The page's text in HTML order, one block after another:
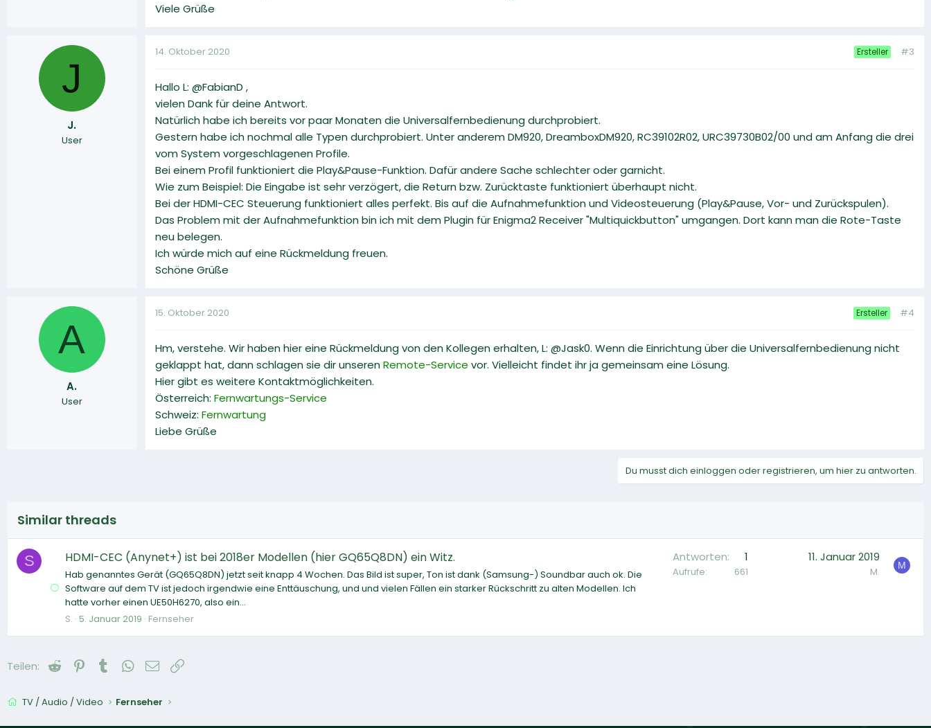
Viele Grüße
J
J.
User
14. Oktober 2020 Ersteller #3
Hallo L: @FabianD ,
vielen Dank für deine Antwort.
Natürlich habe ich bereits vor paar Monaten die Universalfernbedienung durchprobiert.
Gestern habe ich nochmal alle Typen durchprobiert. Unter anderem DM920, DreamboxDM920, RC39102R02, URC39730B02/00 und am Anfang die drei
vom System vorgeschlagenen Profile.
Bei einem Profil funktioniert die Play&Pause-Funktion. Dafür andere Sache schlechter oder garnicht.
Wie zum Beispiel: Die Eingabe ist sehr verzögert, die Return bzw. Zurücktaste funktioniert überhaupt nicht.
Bei der HDMI-CEC Steuerung funktioniert alles perfekt. Bis auf die Aufnahmefunktion und Videosteuerung (Play&Pause, Vor- und Zurückspulen).
Das Problem mit der Aufnahmefunktion bin ich mit dem Plugin für Enigma2 Receiver "Multiquickbutton" umgangen. Dort kann man die Rote-Taste
neu belegen.
Ich würde mich auf eine Rückmeldung freuen.
Schöne Grüße
A
A.
User
15. Oktober 2020 Ersteller #4
Hm, verstehe. Wir haben hier eine Rückmeldung von den Kollegen erhalten, L: @Jask0. Wenn die Einrichtung über die Universalfernbedienung nicht
geklappt hat, dann schlagen sie dir unserenRemote-Service vor. Vielleicht findet ihr ja gemeinsam eine Lösung.
Hier gibt es weitere Kontaktmöglichkeiten.
Österreich: Fernwartungs-Service
Schweiz: Fernwartung
Liebe Grüße
Du musst dich einloggen oder registrieren, um hier zu antworten.
Similar threads
S HDMI-CEC (Anynet+) ist bei 2018er Modellen (hier GQ65Q8DN) ein Witz.
Hab genanntes Gerät (GQ65Q8DN) jetzt seit knapp 4 Wochen. Das Bild ist super, Ton ist dank (Samsung-) Soundbar auch ok. Die
Software auf dem TV ist jedoch irgendwie eine Enttäuschung, und und vielen Fällen ein starker Rückschritt zu alten Modellen. Ich
hatte vorher einen UE50H6270, also ein...
S. 5. Januar 2019 Fernseher
Antworten 1
Aufrufe 661
11. Januar 2019
M. M
Teilen: Reddit PinterestTumblrWhatsApp
E-Mail
TV / Audio / Video Fernseher